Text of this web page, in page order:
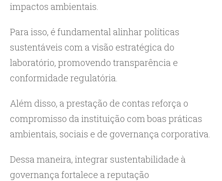
impactos ambientais.
Para isso, é fundamental alinhar políticas
sustentáveis com a visão estratégica do
laboratório, promovendo transparência e
conformidade regulatória.
Além disso, a prestação de contas reforça o
compromisso da instituição com boas práticas
ambientais, sociais e de governança corporativa.
Dessa maneira, integrar sustentabilidade à
governança fortalece a reputação